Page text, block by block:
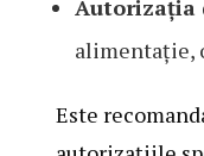
Autorizația
alimentație,
Este